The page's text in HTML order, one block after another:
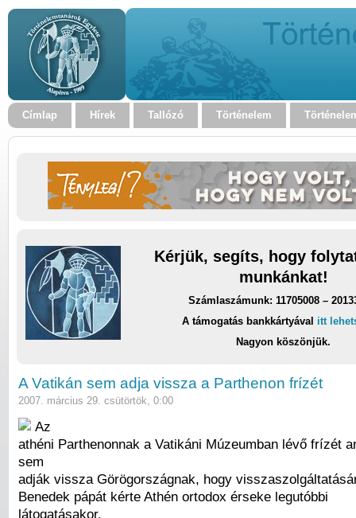
Címlap Hírek Tallózó Történelem
Kérjük, segíts, hogy
munkánkat!
Számlaszámunk: 11705008 –
A támogatás bankkártyával itt
Nagyon köszönjük.
A Vatikán sem adja vissza a Parthenon frízét
2007. március 29. csütörtök, 0:00
Az
athéni Parthenonnak a Vatikáni Múzeumban lévő frízét
sem
adják vissza Görögországnak, hogy
Benedek pápát kérte Athén ortodox érseke legutóbbi
látogatásakor.